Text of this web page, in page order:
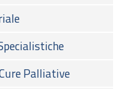
Palliative